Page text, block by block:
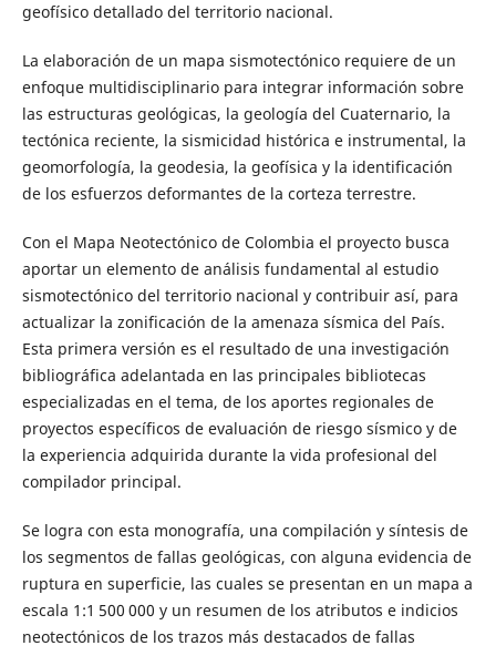
geofísico detallado del territorio nacional.
La elaboración de un mapa sismotectónico requiere de un
enfoque multidisciplinario para integrar información sobre
las estructuras geológicas, la geología del Cuaternario, la
tectónica reciente, la sismicidad histórica e instrumental, la
geomorfología, la geodesia, la geofísica y la identificación
de los esfuerzos deformantes de la corteza terrestre.
Con el Mapa Neotectónico de Colombia el proyecto busca
aportar un elemento de análisis fundamental al estudio
sismotectónico del territorio nacional y contribuir así, para
actualizar la zonificación de la amenaza sísmica del País.
Esta primera versión es el resultado de una investigación
bibliográfica adelantada en las principales bibliotecas
especializadas en el tema, de los aportes regionales de
proyectos específicos de evaluación de riesgo sísmico y de
la experiencia adquirida durante la vida profesional del
compilador principal.
Se logra con esta monografía, una compilación y síntesis de
los segmentos de fallas geológicas, con alguna evidencia de
ruptura en superficie, las cuales se presentan en un mapa a
escala 1:1 500 000 y un resumen de los atributos e indicios
neotectónicos de los trazos más destacados de fallas